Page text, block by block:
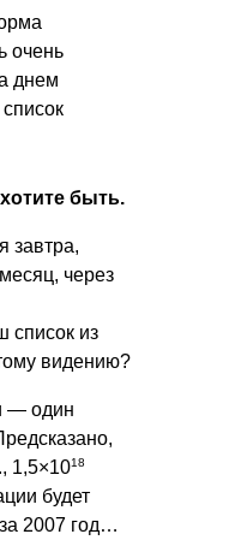
очень
днем
быть.
завтра,
через
список из
видению?
— один
1,5×1018
будет
2007 год…